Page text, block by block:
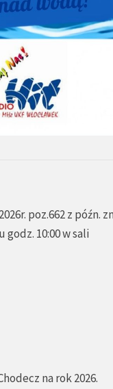
poz.662 z późn.
godz. 10:00 w sali
na rok 2026.